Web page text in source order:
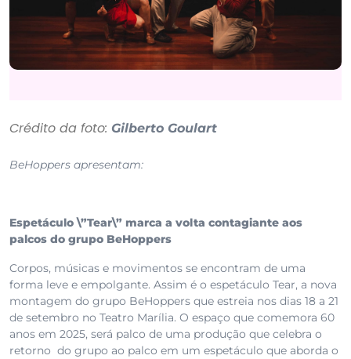
Crédito da foto: Gilberto Goulart
BeHoppers apresentam:
Espetáculo \”Tear\” marca a volta contagiante aos
palcos do grupo BeHoppers
Corpos, músicas e movimentos se encontram de uma
forma leve e empolgante. Assim é o espetáculo Tear, a nova
montagem do grupo BeHoppers que estreia nos dias 18 a 21
de setembro no Teatro Marília. O espaço que comemora 60
anos em 2025, será palco de uma produção que celebra o
retorno do grupo ao palco em um espetáculo que aborda o